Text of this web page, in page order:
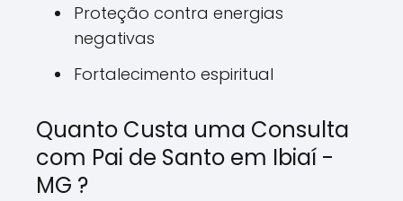
Proteção contra energias
negativas
Fortalecimento espiritual
Quanto Custa uma Consulta
com Pai de Santo em Ibiaí -
MG ?